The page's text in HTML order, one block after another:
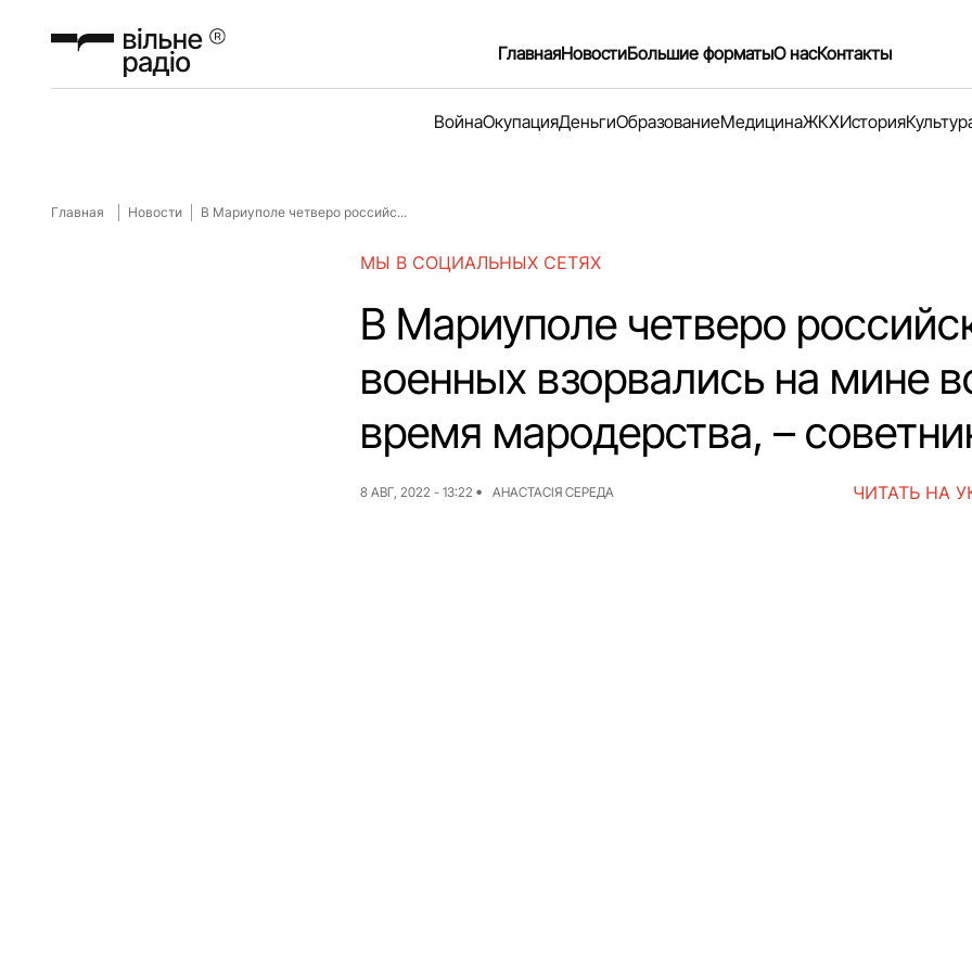
ГлавнаяНовостиБольшие форматыО насКонтакты
ВойнаОкупацияДеньгиОбразованиеМедицинаЖКХИстория
Главная Новости В Мариуполе четверо российс...
МЫ В СОЦИАЛЬНЫХ СЕТЯХ
В Мариуполе четверо
военных взорвались на мине
время мародерства, –
8 АВГ, 2022 - 13:22 АНАСТАСІЯ СЕРЕДА ЧИТАТЬ НА